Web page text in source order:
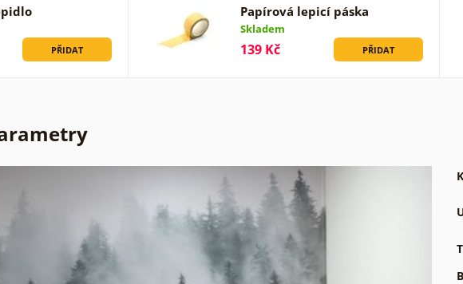
PŘIDAT
Papírová lepicí páska
Skladem
139 Kč PŘIDAT